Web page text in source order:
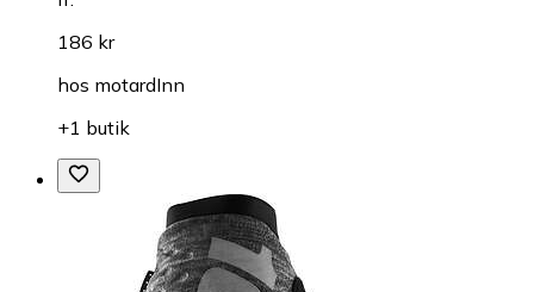
186 kr
hos motardInn
+1 butik